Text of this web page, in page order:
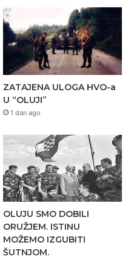
ZATAJENA ULOGA HVO-a
U “OLUJI”
1 dan ago
OLUJU SMO DOBILI
ORUŽJEM. ISTINU
MOŽEMO IZGUBITI
ŠUTNJOM.